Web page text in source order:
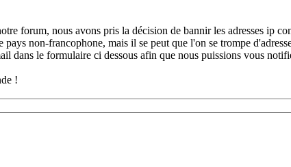
forum, nous avons pris la décision de bannir les adresses ip
pays non-francophone, mais il se peut que l'on se trompe
dans le formulaire ci dessous afin que nous puissions vous
!